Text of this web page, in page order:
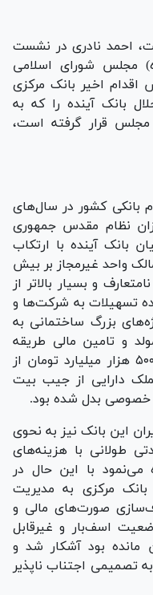
احمد نادری در نشست
۷ آبان ماه) مجلس شورای اسلامی
اقدام اخیر بانک مرکزی
بانک آینده را که به
مجلس قرار گرفته است،
بانکی کشور در سال‌های
نظام مقدس جمهوری
بانک آینده با ارتکاب
واحد غیرمجاز بر بیش
و بسیار بالاتر از
تسهیلات به شرکت‌ها و
بزرگ ساختمانی به
و تامین مالی طریقه
اضافه برداشت‌های مزمن و بالغ بر ۵۰۰ هزار میلیارد تومان از
دارایی از جیب بیت
خصوصی بدل شده بود.
این بانک نیز به نحوی
طولانی با هزینه‌های
با این حال در
مرکزی به مدیریت
صورت‌های مالی و
اسف‌بار و غیرقابل
مانده بود آشکار شد و
تصمیمی اجتناب ناپذیر